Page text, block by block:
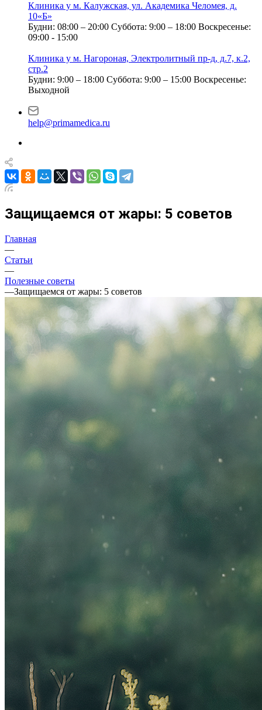
Клиника у м. Калужская, ул. Академика Челомея, д.
10«Б»
Будни: 08:00 – 20:00 Суббота: 9:00 – 18:00 Воскресенье:
09:00 - 15:00
Клиника у м. Нагороная, Электролитный пр-д, д.7, к.2,
стр.2
Будни: 9:00 – 18:00 Суббота: 9:00 – 15:00 Воскресенье:
Выходной
help@primamedica.ru
Защищаемся от жары: 5 советов
Главная
—
Статьи
—
Полезные советы
—Защищаемся от жары: 5 советов